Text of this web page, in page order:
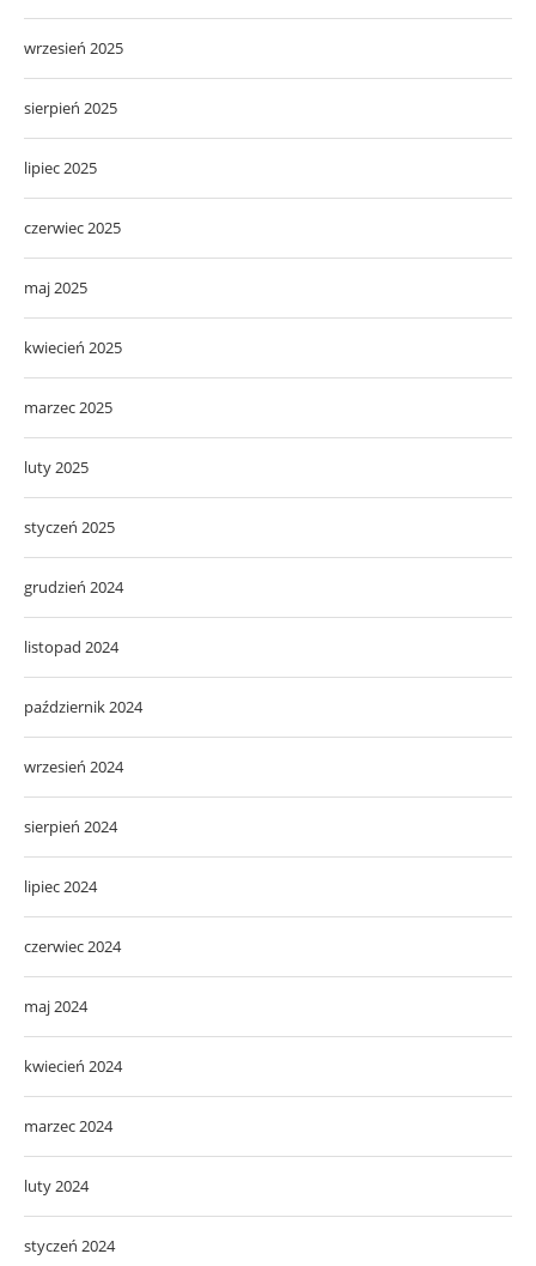
wrzesień 2025
sierpień 2025
lipiec 2025
czerwiec 2025
maj 2025
kwiecień 2025
marzec 2025
luty 2025
styczeń 2025
grudzień 2024
listopad 2024
październik 2024
wrzesień 2024
sierpień 2024
lipiec 2024
czerwiec 2024
maj 2024
kwiecień 2024
marzec 2024
luty 2024
styczeń 2024